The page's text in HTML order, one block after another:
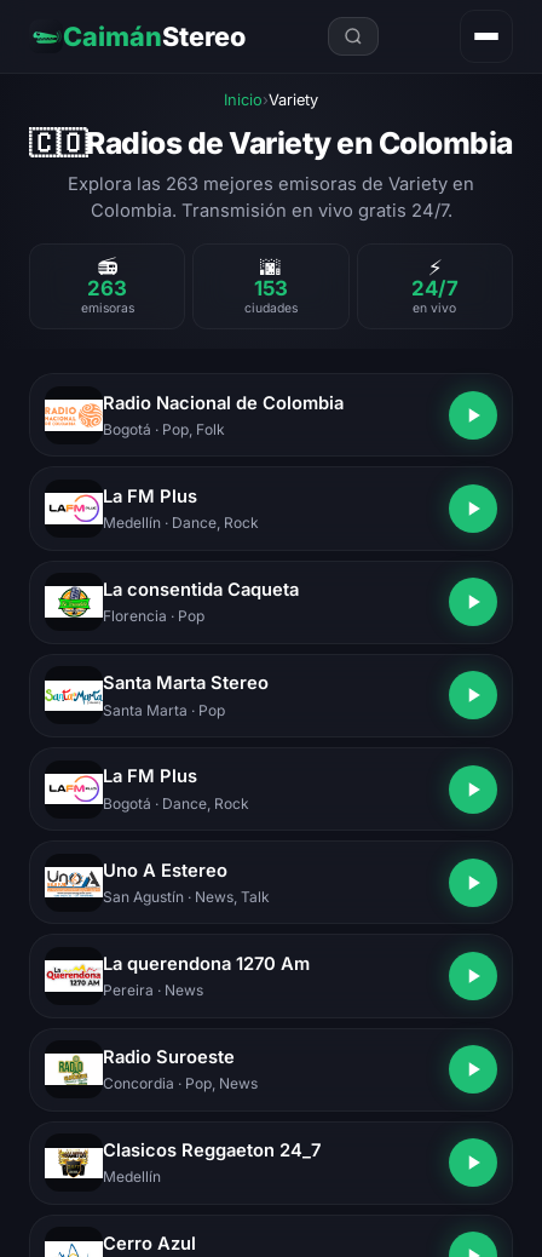
CaimánStereo
Inicio›Variety
🇨🇴Radios de Variety en Colombia
Explora las 263 mejores emisoras de Variety en
Colombia. Transmisión en vivo gratis 24/7.
📻
263
emisoras
🌆
153
ciudades
⚡
24/7
en vivo
Radio Nacional de Colombia
Bogotá · Pop, Folk
La FM Plus
Medellín · Dance, Rock
La consentida Caqueta
Florencia · Pop
Santa Marta Stereo
Santa Marta · Pop
La FM Plus
Bogotá · Dance, Rock
Uno A Estereo
San Agustín · News, Talk
La querendona 1270 Am
Pereira · News
Radio Suroeste
Concordia · Pop, News
Clasicos Reggaeton 24_7
Medellín
Cerro Azul